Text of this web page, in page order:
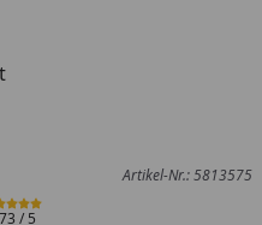
Artikel-Nr.: 5813575
/ 5